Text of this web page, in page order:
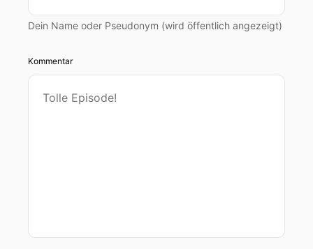
Dein Name oder Pseudonym (wird öffentlich angezeigt)
Kommentar